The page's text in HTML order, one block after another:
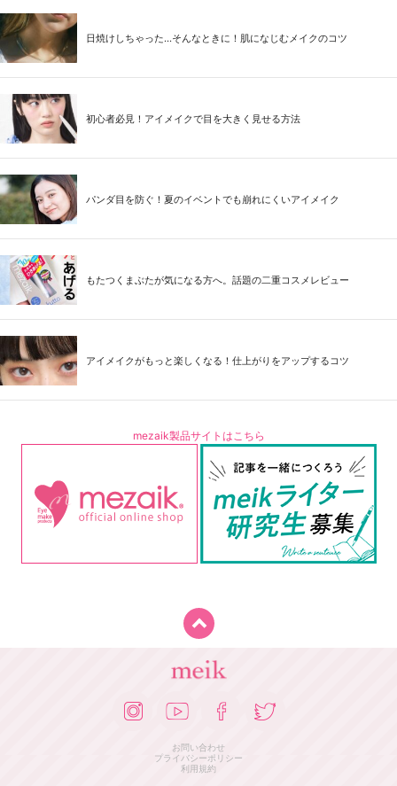
日焼けしちゃった...そんなときに！肌になじむメイクのコツ
初心者必見！アイメイクで目を大きく見せる方法
パンダ目を防ぐ！夏のイベントでも崩れにくいアイメイク
もたつくまぶたが気になる方へ。話題の二重コスメレビュー
アイメイクがもっと楽しくなる！仕上がりをアップするコツ
mezaik製品サイトはこちら
お問い合わせ
プライバシーポリシー
利用規約